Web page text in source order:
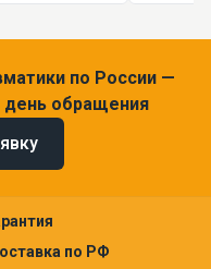
по России —
день обращения
по РФ